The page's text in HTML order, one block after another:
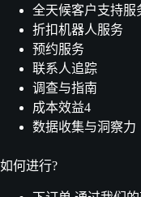
全天候客户支持服
折扣机器人服务
预约服务
联系人追踪
调查与指南
成本效益4
数据收集与洞察力
如何进行?